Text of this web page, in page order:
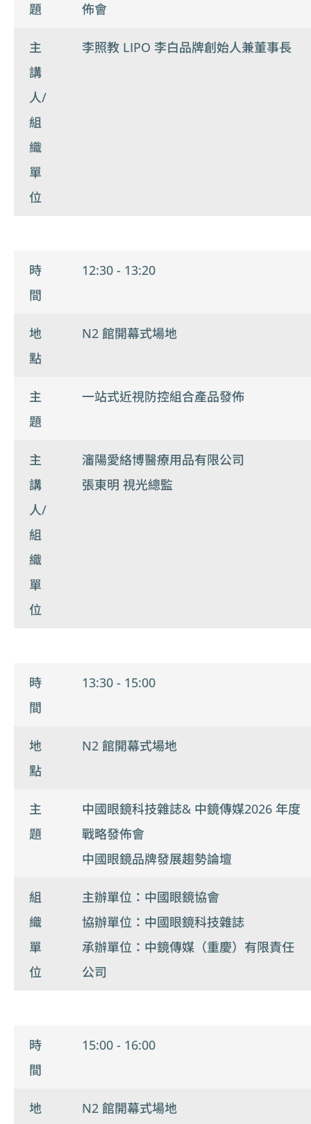
題
佈會
主
講
人/
組
織
單
位
李照教 LIPO 李白品牌創始人兼董事長
時
間
12:30 - 13:20
地
點
N2 館開幕式場地
主
題
一站式近視防控組合產品發佈
主
講
人/
組
織
單
位
瀋陽愛絡博醫療用品有限公司
張東明 視光總監
時
間
13:30 - 15:00
地
點
N2 館開幕式場地
主
題
中國眼鏡科技雜誌& 中鏡傳媒2026 年度
戰略發佈會
中國眼鏡品牌發展趨勢論壇
組
織
單
位
主辦單位：中國眼鏡協會
協辦單位：中國眼鏡科技雜誌
承辦單位：中鏡傳媒（重慶）有限責任
公司
時
間
15:00 - 16:00
地
N2 館開幕式場地